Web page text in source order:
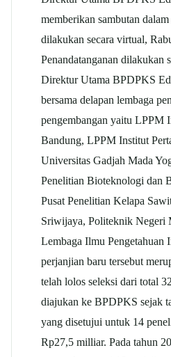
memberikan sambutan
dilakukan secara virtual,
Penandatanganan dilakukan
Direktur Utama BPDPKS
bersama delapan lembaga
pengembangan yaitu LPPM
Bandung, LPPM Institut
Universitas Gadjah Mada
Penelitian Bioteknologi dan
Pusat Penelitian Kelapa
Sriwijaya, Politeknik Negeri
Lembaga Ilmu Pengetahuan
perjanjian baru tersebut
telah lolos seleksi dari total
diajukan ke BPDPKS sejak
yang disetujui untuk 14
Rp27,5 milliar. Pada tahun